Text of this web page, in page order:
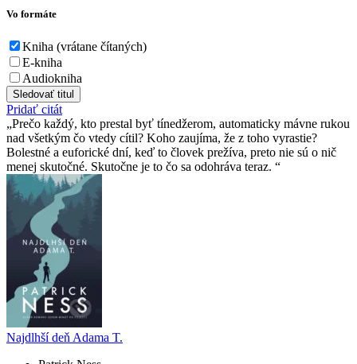
Vo formáte
Kniha (vrátane čítaných)
E-kniha
Audiokniha
Sledovať titul
Pridať citát
Prečo každý, kto prestal byť tínedžerom, automaticky mávne rukou
nad všetkým čo vtedy cítil? Koho zaujíma, že z toho vyrastie?
Bolestné a euforické dní, keď to človek prežíva, preto nie sú o nič
menej skutočné. Skutočne je to čo sa odohráva teraz.
Najdlhší deň Adama T.